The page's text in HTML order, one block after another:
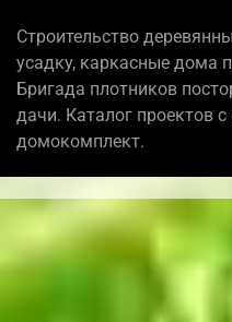
Строительство
усадку, каркасные дома
Бригада плотников
дачи. Каталог проектов
домокомплект.